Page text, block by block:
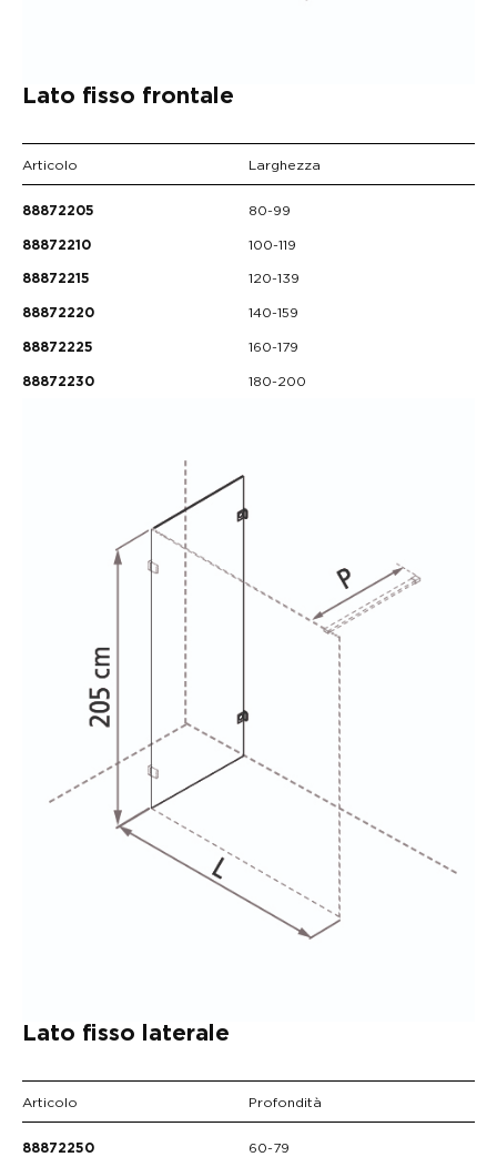
Lato fisso frontale
Articolo Larghezza
88872205 80-99
88872210 100-119
88872215 120-139
88872220 140-159
88872225 160-179
88872230 180-200
Lato fisso laterale
Articolo Profondità
88872250 60-79